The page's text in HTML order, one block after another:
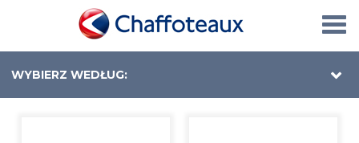
WYBIERZ WEDŁUG: